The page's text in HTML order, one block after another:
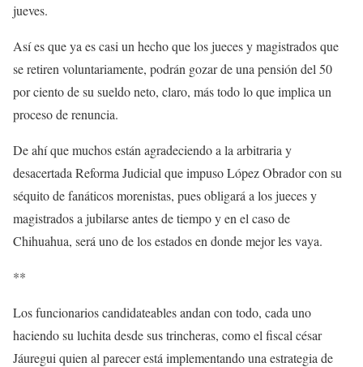
jueves.
Así es que ya es casi un hecho que los jueces y magistrados que
se retiren voluntariamente, podrán gozar de una pensión del 50
por ciento de su sueldo neto, claro, más todo lo que implica un
proceso de renuncia.
De ahí que muchos están agradeciendo a la arbitraria y
desacertada Reforma Judicial que impuso López Obrador con su
séquito de fanáticos morenistas, pues obligará a los jueces y
magistrados a jubilarse antes de tiempo y en el caso de
Chihuahua, será uno de los estados en donde mejor les vaya.
**
Los funcionarios candidateables andan con todo, cada uno
haciendo su luchita desde sus trincheras, como el fiscal césar
Jáuregui quien al parecer está implementando una estrategia de